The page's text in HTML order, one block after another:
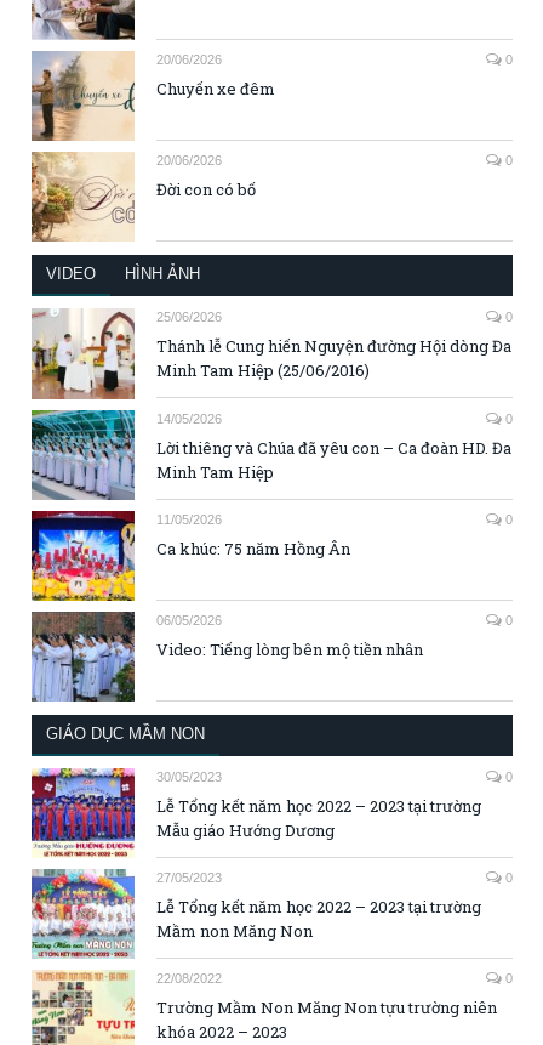
20/06/2026 0
Chuyến xe đêm
20/06/2026 0
Đời con có bố
VIDEO HÌNH ẢNH
25/06/2026 0
Thánh lễ Cung hiến Nguyện đường Hội dòng Đa
Minh Tam Hiệp (25/06/2016)
14/05/2026 0
Lời thiêng và Chúa đã yêu con – Ca đoàn HD. Đa
Minh Tam Hiệp
11/05/2026 0
Ca khúc: 75 năm Hồng Ân
06/05/2026 0
Video: Tiếng lòng bên mộ tiền nhân
GIÁO DỤC MẦM NON
30/05/2023 0
Lễ Tổng kết năm học 2022 – 2023 tại trường
Mẫu giáo Hướng Dương
27/05/2023 0
Lễ Tổng kết năm học 2022 – 2023 tại trường
Mầm non Măng Non
22/08/2022 0
Trường Mầm Non Măng Non tựu trường niên
khóa 2022 – 2023